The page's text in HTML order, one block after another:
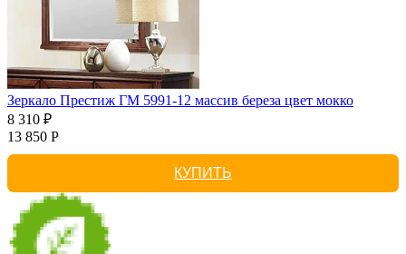
Зеркало Престиж ГМ 5991-12 массив береза цвет мокко
8 310 ₽
13 850 Р
КУПИТЬ